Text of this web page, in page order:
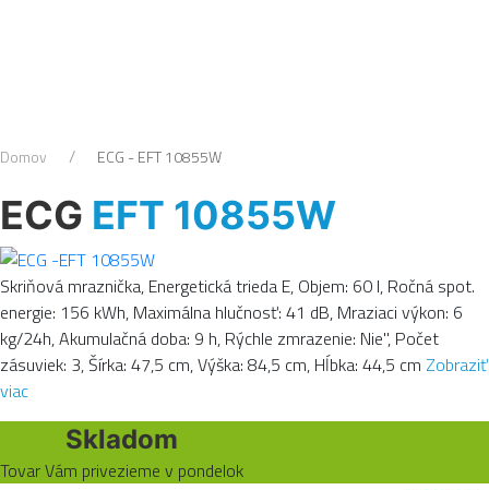
Domov ECG - EFT 10855W
ECG EFT 10855W
Skriňová mraznička, Energetická trieda E, Objem: 60 l, Ročná spot.
energie: 156 kWh, Maximálna hlučnosť: 41 dB, Mraziaci výkon: 6
kg/24h, Akumulačná doba: 9 h, Rýchle zmrazenie: Nie", Počet
zásuviek: 3, Šírka: 47,5 cm, Výška: 84,5 cm, Hĺbka: 44,5 cm Zobraziť
viac
Skladom
Tovar Vám privezieme v pondelok